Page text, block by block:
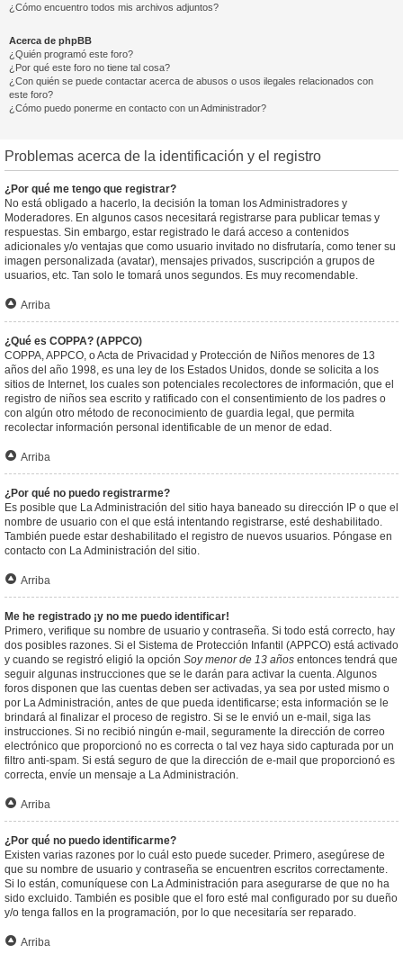
¿Cómo encuentro todos mis archivos adjuntos?
Acerca de phpBB
¿Quién programó este foro?
¿Por qué este foro no tiene tal cosa?
¿Con quién se puede contactar acerca de abusos o usos ilegales relacionados con
este foro?
¿Cómo puedo ponerme en contacto con un Administrador?
Problemas acerca de la identificación y el registro
¿Por qué me tengo que registrar?
No está obligado a hacerlo, la decisión la toman los Administradores y
Moderadores. En algunos casos necesitará registrarse para publicar temas y
respuestas. Sin embargo, estar registrado le dará acceso a contenidos
adicionales y/o ventajas que como usuario invitado no disfrutaría, como tener su
imagen personalizada (avatar), mensajes privados, suscripción a grupos de
usuarios, etc. Tan solo le tomará unos segundos. Es muy recomendable.
Arriba
¿Qué es COPPA? (APPCO)
COPPA, APPCO, o Acta de Privacidad y Protección de Niños menores de 13
años del año 1998, es una ley de los Estados Unidos, donde se solicita a los
sitios de Internet, los cuales son potenciales recolectores de información, que el
registro de niños sea escrito y ratificado con el consentimiento de los padres o
con algún otro método de reconocimiento de guardia legal, que permita
recolectar información personal identificable de un menor de edad.
Arriba
¿Por qué no puedo registrarme?
Es posible que La Administración del sitio haya baneado su dirección IP o que el
nombre de usuario con el que está intentando registrarse, esté deshabilitado.
También puede estar deshabilitado el registro de nuevos usuarios. Póngase en
contacto con La Administración del sitio.
Arriba
Me he registrado ¡y no me puedo identificar!
Primero, verifique su nombre de usuario y contraseña. Si todo está correcto, hay
dos posibles razones. Si el Sistema de Protección Infantil (APPCO) está activado
y cuando se registró eligió la opción Soy menor de 13 años entonces tendrá que
seguir algunas instrucciones que se le darán para activar la cuenta. Algunos
foros disponen que las cuentas deben ser activadas, ya sea por usted mismo o
por La Administración, antes de que pueda identificarse; esta información se le
brindará al finalizar el proceso de registro. Si se le envió un e-mail, siga las
instrucciones. Si no recibió ningún e-mail, seguramente la dirección de correo
electrónico que proporcionó no es correcta o tal vez haya sido capturada por un
filtro anti-spam. Si está seguro de que la dirección de e-mail que proporcionó es
correcta, envíe un mensaje a La Administración.
Arriba
¿Por qué no puedo identificarme?
Existen varias razones por lo cuál esto puede suceder. Primero, asegúrese de
que su nombre de usuario y contraseña se encuentren escritos correctamente.
Si lo están, comuníquese con La Administración para asegurarse de que no ha
sido excluido. También es posible que el foro esté mal configurado por su dueño
y/o tenga fallos en la programación, por lo que necesitaría ser reparado.
Arriba